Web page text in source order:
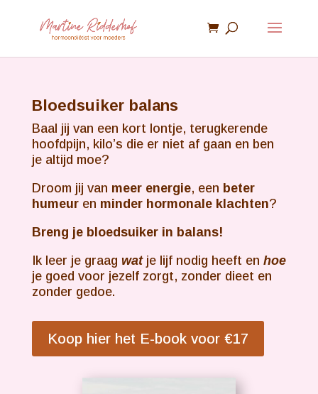
Bloedsuiker balans
Baal jij van een kort lontje, terugkerende
hoofdpijn, kilo’s die er niet af gaan en ben
je altijd moe?
Droom jij van meer energie, een beter
humeuren minder hormonale klachten?
Breng je bloedsuiker in balans!
Ik leer je graag watje lijf nodig heeft en hoe
je goed voor jezelf zorgt, zonder dieet en
zonder gedoe.
Koop hier het E-book voor €17